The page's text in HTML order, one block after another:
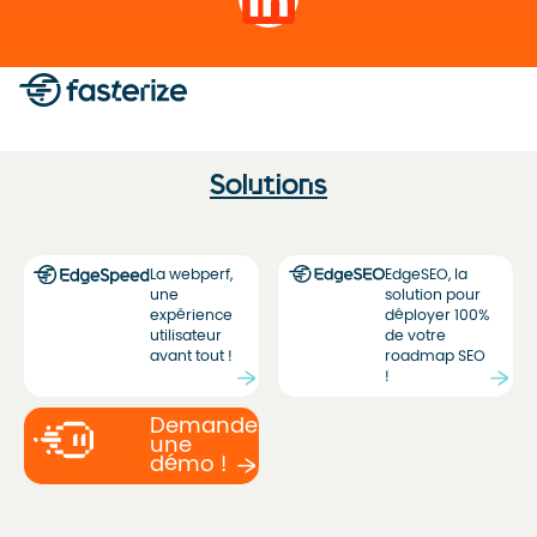
Solutions
La webperf,
une
expérience
utilisateur
avant tout !
EdgeSEO, la
solution pour
déployer 100%
de votre
roadmap SEO
!
Demandez
une
démo !